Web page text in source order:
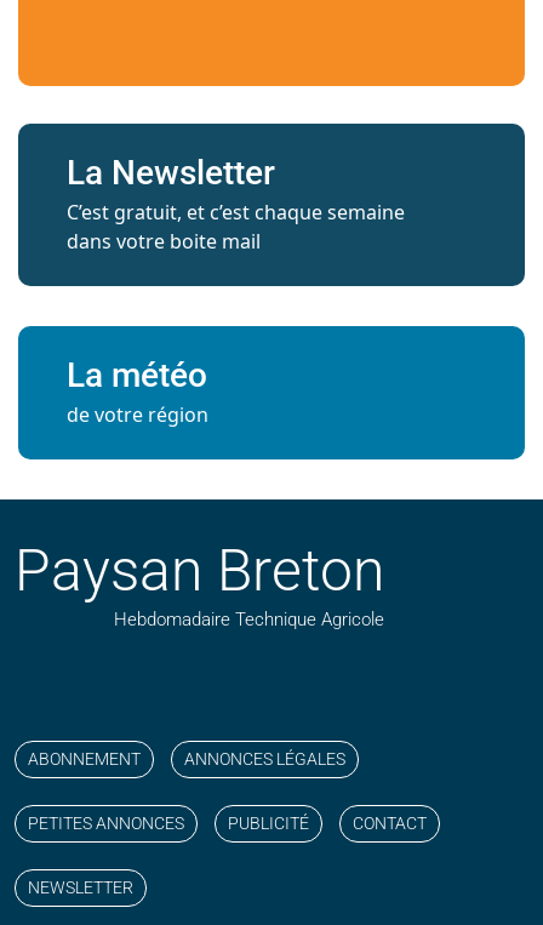
La Newsletter
C’est gratuit, et c’est chaque semaine
dans votre boite mail
La météo
de votre région
Paysan Breton
Hebdomadaire Technique Agricole
ABONNEMENT ANNONCES LÉGALES
PETITES ANNONCES PUBLICITÉ CONTACT
NEWSLETTER